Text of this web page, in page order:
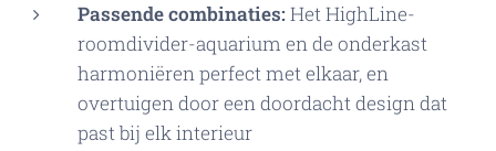
Passende combinaties:Het HighLine-
roomdivider-aquarium en de onderkast
harmoniëren perfect met elkaar, en
overtuigen door een doordacht design dat
past bij elk interieur